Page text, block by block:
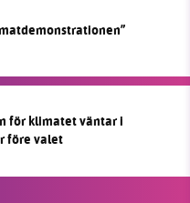
för klimatet väntar i
före valet